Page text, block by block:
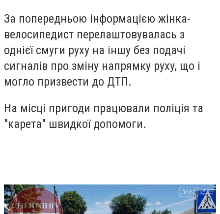
За попередньою інформацією жінка-
велосипедист перелаштовувалась з
однієї смуги руху на іншу без подачі
сигналів про зміну напрямку руху, що і
могло призвести до ДТП.
На місці пригоди працювали поліція та
"карета" швидкої допомоги.